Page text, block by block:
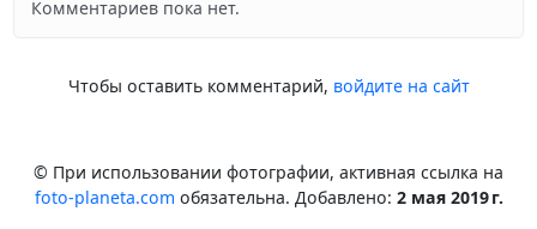
Комментариев пока нет.
Чтобы оставить комментарий, войдите на сайт
© При использовании фотографии, активная ссылка на
foto-planeta.com обязательна. Добавлено: 2 мая 2019 г.